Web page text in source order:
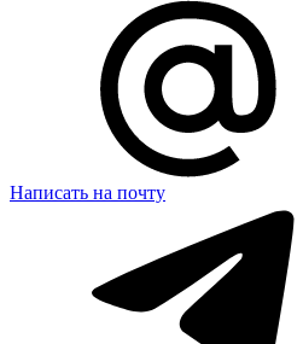
Написать на почту